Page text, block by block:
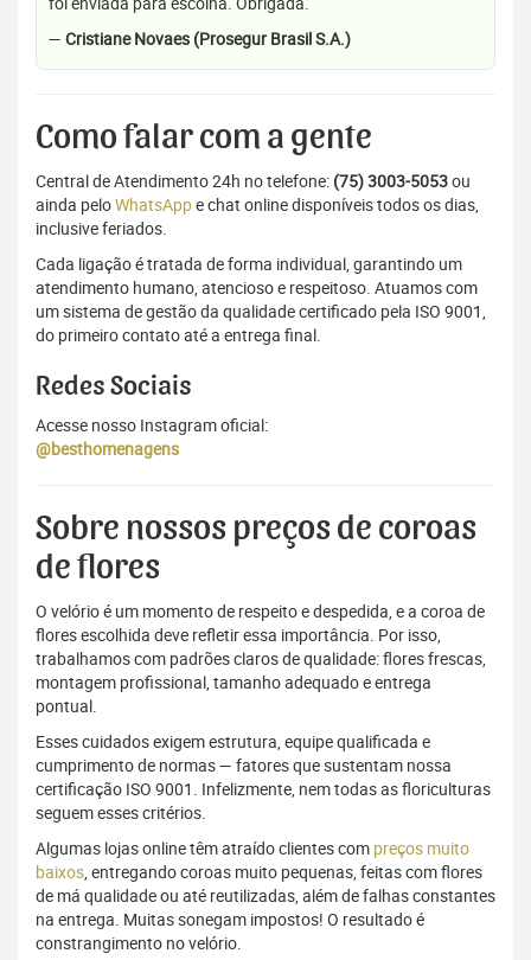
— Cristiane Novaes (Prosegur Brasil S.A.)
Como falar com a gente
Central de Atendimento 24h no telefone: (75) 3003-5053ou
ainda peloWhatsAppe chat online disponíveis todos os dias,
inclusive feriados.
Cada ligação é tratada de forma individual, garantindo um
atendimento humano, atencioso e respeitoso. Atuamos com
um sistema de gestão da qualidade certificado pela ISO 9001,
do primeiro contato até a entrega final.
Redes Sociais
Acesse nosso Instagram oficial:
@besthomenagens
Sobre nossos preços de coroas
de flores
O velório é um momento de respeito e despedida, e a coroa de
flores escolhida deve refletir essa importância. Por isso,
trabalhamos com padrões claros de qualidade: flores frescas,
montagem profissional, tamanho adequado e entrega
pontual.
Esses cuidados exigem estrutura, equipe qualificada e
cumprimento de normas — fatores que sustentam nossa
certificação ISO 9001. Infelizmente, nem todas as floriculturas
seguem esses critérios.
Algumas lojas online têm atraído clientes com preços muito
baixos, entregando coroas muito pequenas, feitas com flores
de má qualidade ou até reutilizadas, além de falhas constantes
na entrega. Muitas sonegam impostos! O resultado é
constrangimento no velório.